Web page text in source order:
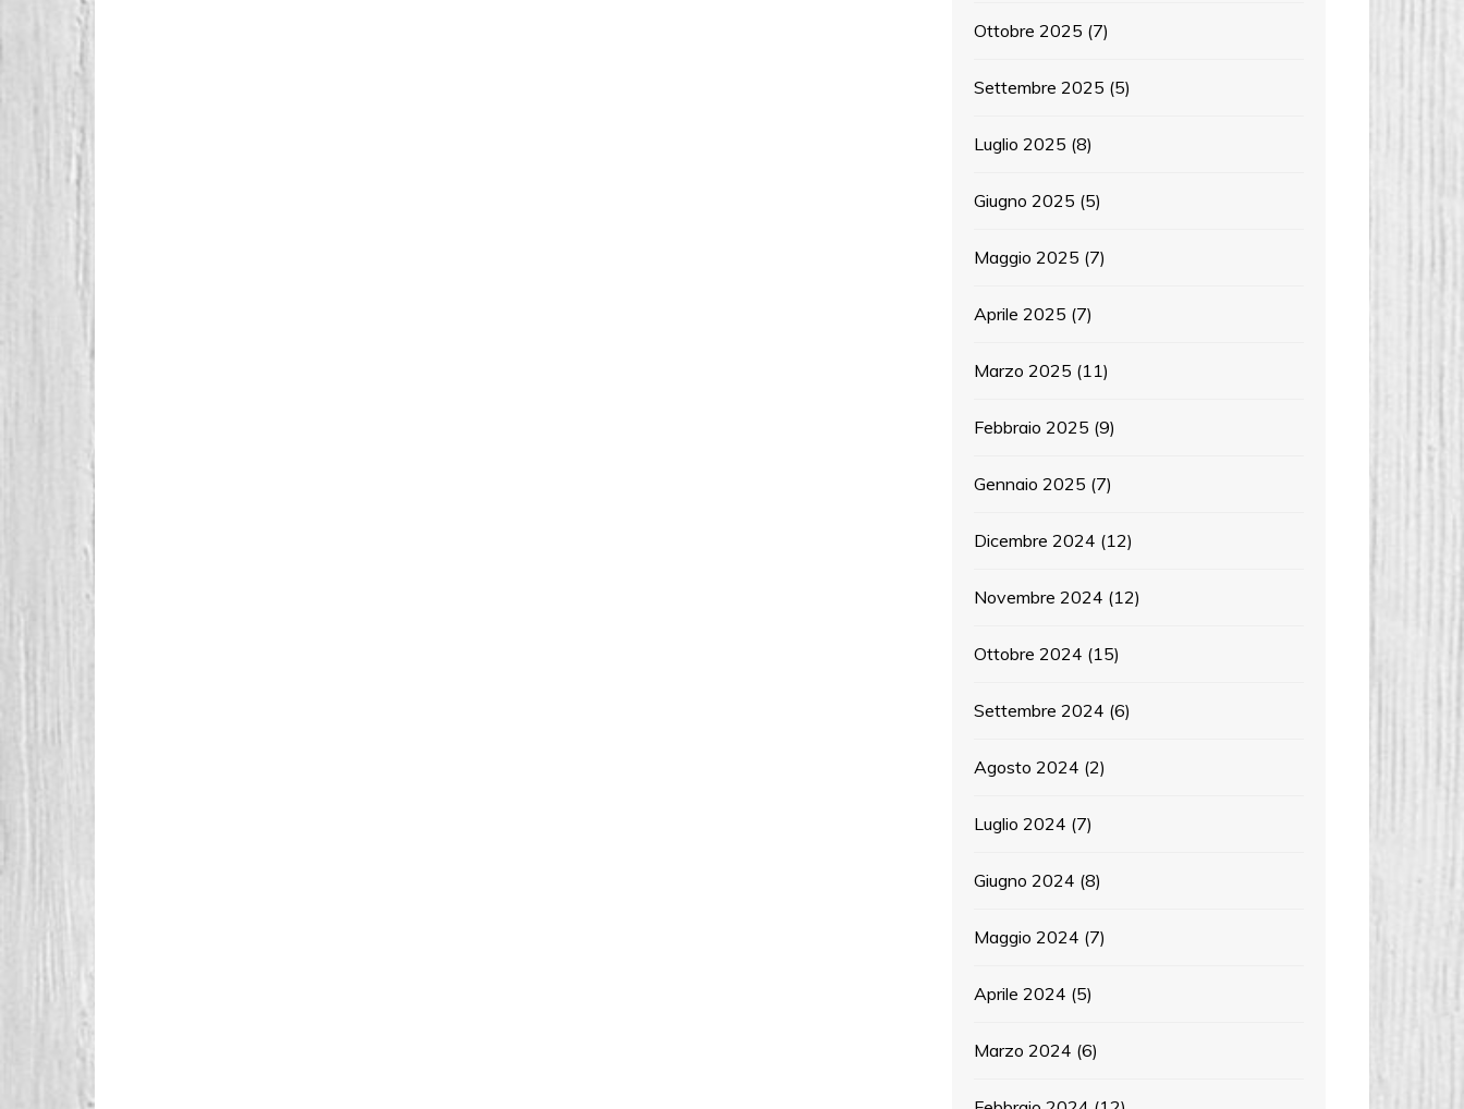
Ottobre 2025 (7)
Settembre 2025 (5)
Luglio 2025 (8)
Giugno 2025 (5)
Maggio 2025 (7)
Aprile 2025 (7)
Marzo 2025 (11)
Febbraio 2025 (9)
Gennaio 2025 (7)
Dicembre 2024 (12)
Novembre 2024 (12)
Ottobre 2024 (15)
Settembre 2024 (6)
Agosto 2024 (2)
Luglio 2024 (7)
Giugno 2024 (8)
Maggio 2024 (7)
Aprile 2024 (5)
Marzo 2024 (6)